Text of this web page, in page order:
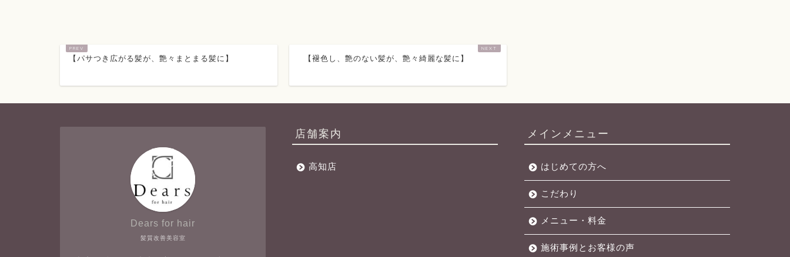
【パサつき広がる髪が、艶々まとまる髪に】 【褪色し、艶のない髪が、艶々綺麗な髪に】
髪質改善美容室
Dears for hair
店舗案内
高知店
メインメニュー
はじめての方へ
こだわり
メニュー・料金
施術事例とお客様の声